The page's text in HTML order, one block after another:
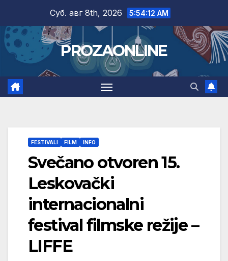
content
Суб. авг 8th, 2026 5:54:13 AM
PROZAONLINE
FESTIVALI FILM INFO
Svečano otvoren 15.
Leskovački
internacionalni
festival filmske režije –
LIFFE